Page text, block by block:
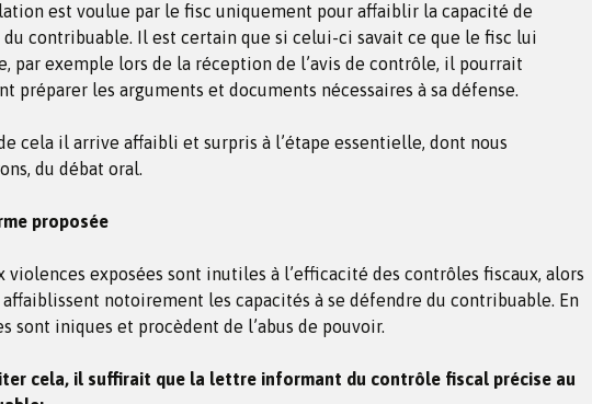
est voulue par le fisc uniquement pour affaiblir la capacité de
du contribuable. Il est certain que si celui-ci savait ce que le fisc lui
par exemple lors de la réception de l’avis de contrôle, il pourrait
préparer les arguments et documents nécessaires à sa défense.
cela il arrive affaibli et surpris à l’étape essentielle, dont nous
du débat oral.
proposée
violences exposées sont inutiles à l’efficacité des contrôles fiscaux, alors
affaiblissent notoirement les capacités à se défendre du contribuable. En
sont iniques et procèdent de l’abus de pouvoir.
cela, il suffirait que la lettre informant du contrôle fiscal précise au